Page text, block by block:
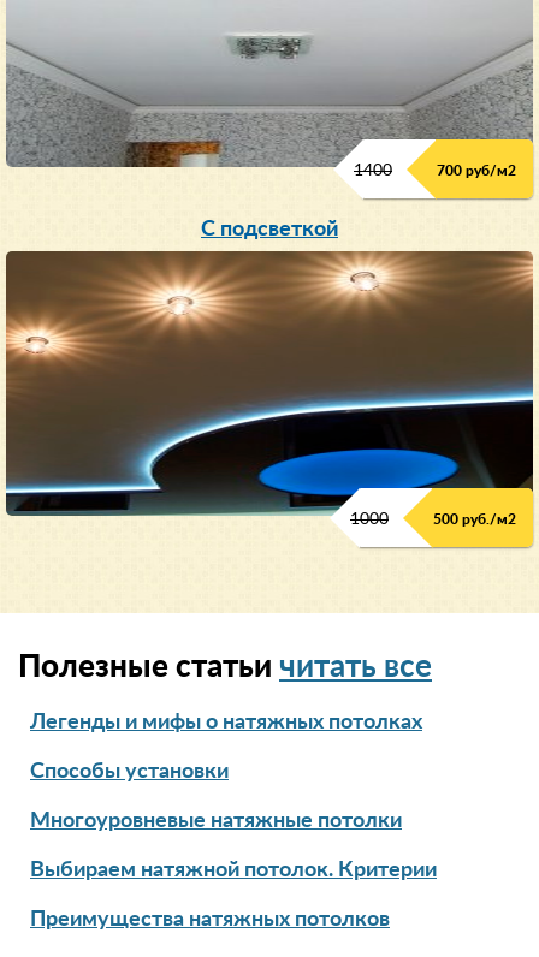
1400 700 руб/м2
С подсветкой
1000 500 руб./м2
Полезные статьи читать все
Легенды и мифы о натяжных потолках
Способы установки
Многоуровневые натяжные потолки
Выбираем натяжной потолок. Критерии
Преимущества натяжных потолков